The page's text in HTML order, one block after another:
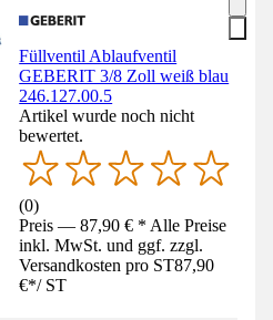
Füllventil Ablaufventil
GEBERIT 3/8 Zoll weiß blau
246.127.00.5
Artikel wurde noch nicht
bewertet.
(0)
Preis — 87,90 € * Alle Preise
inkl. MwSt. und ggf. zzgl.
Versandkosten pro ST87,90
€*/ ST